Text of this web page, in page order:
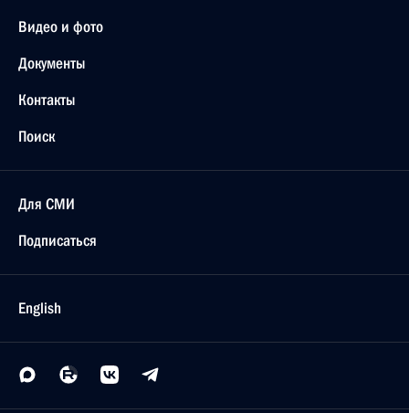
Видео и фото
Документы
Контакты
Поиск
Для СМИ
Подписаться
English